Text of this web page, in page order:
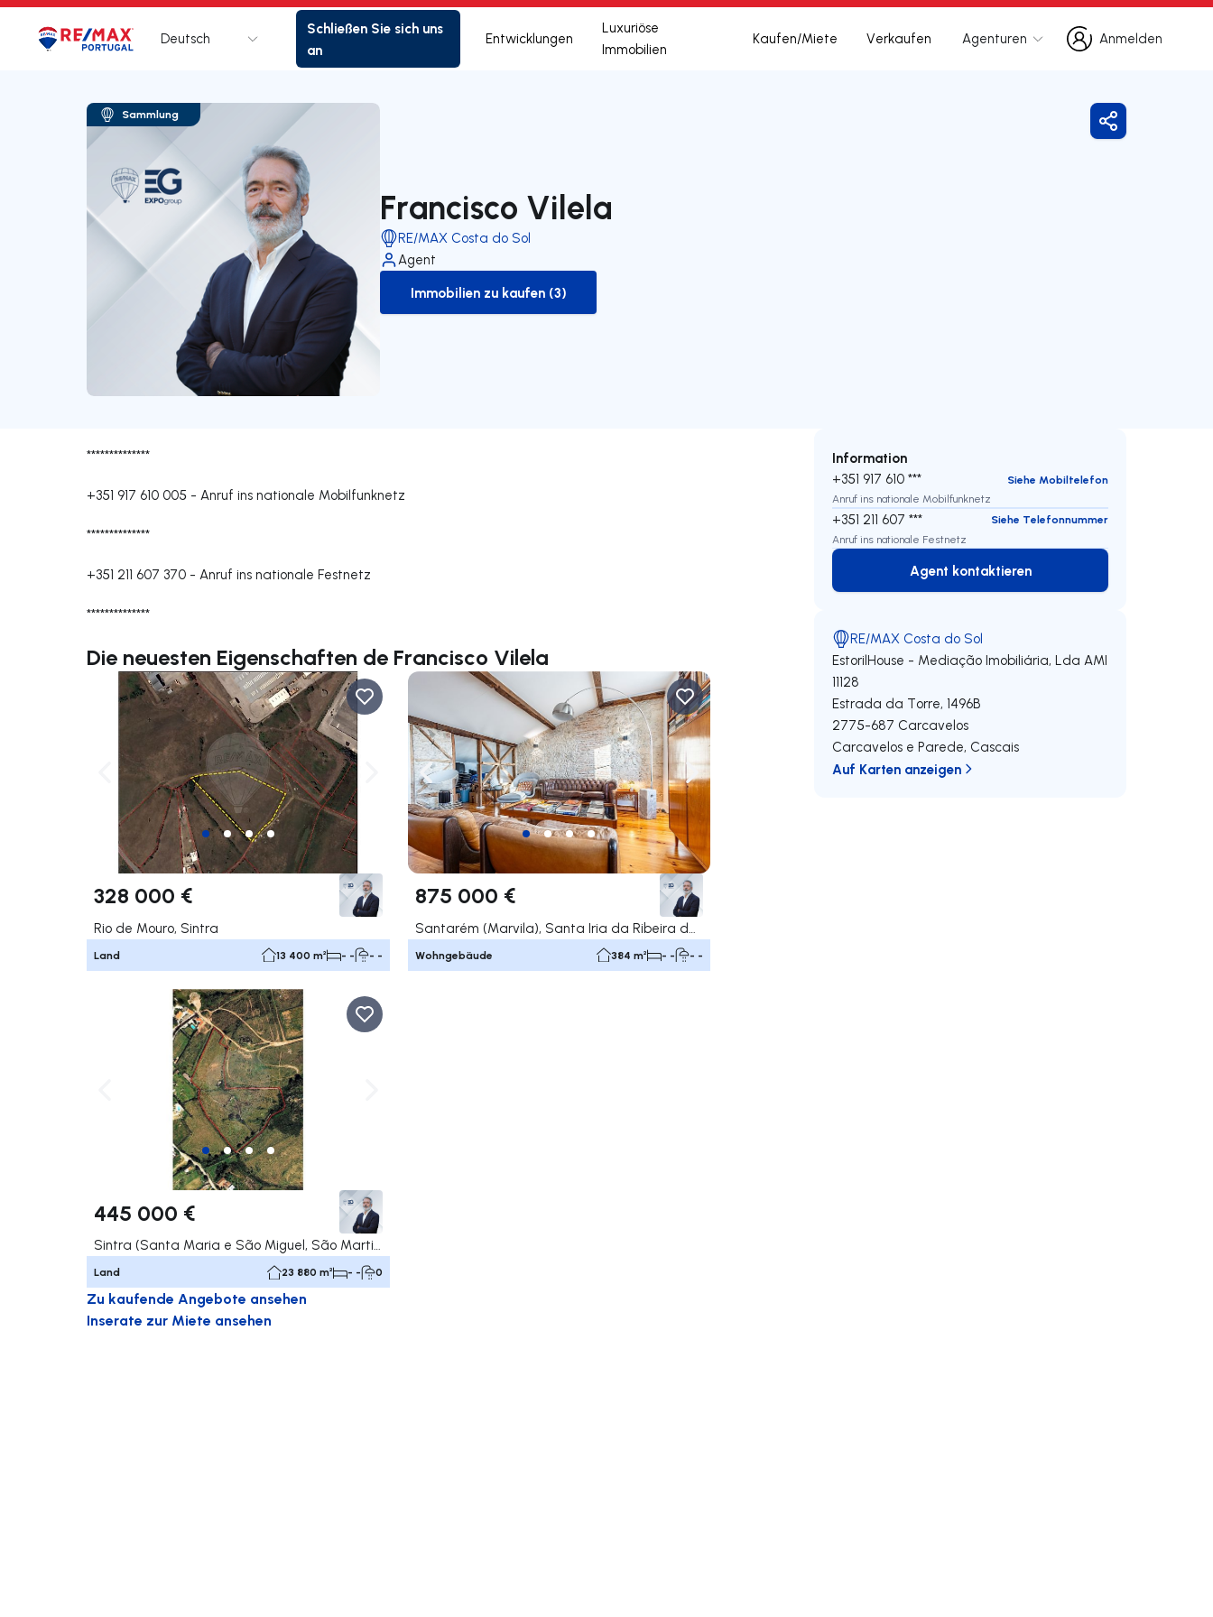
Logo Zur Startseite
Deutsch
Schließen Sie sich uns
an
Entwicklungen
Luxuriöse
Immobilien
Kaufen/Miete Verkaufen Agenturen
Anmelden
Anmelden
Sammlung
Francisco Vilela
RE/MAX Costa do Sol
Agent
to-buy-listing
Immobilien zu kaufen (3)
Freigeben
**************
+351 917 610 005 - Anruf ins nationale Mobilfunknetz
**************
+351 211 607 370 - Anruf ins nationale Festnetz
**************
Die neuesten Eigenschaften de Francisco Vilela
Nach links navigieren Nach rechts navigieren
328 000 €
Rio de Mouro, Sintra
Land 13 400 m² - - - -
Nach links navigieren Nach rechts navigieren
875 000 €
Wohngebäude 384 m² - - - -
Nach links navigieren
445 000 €
Sintra (Santa Maria e São Miguel, São Martinho e São Pedro de Penaferrim), Sintra
Land 23 880 m² - - 0
Zu kaufende Angebote ansehen
Inserate zur Miete ansehen
Information
+351 917 610 ***
Siehe Mobiltelefon
Anruf ins nationale Mobilfunknetz
+351 211 607 ***
Siehe Telefonnummer
Anruf ins nationale Festnetz
Agent kontaktieren
Agent kontaktieren
RE/MAX Costa do Sol
EstorilHouse - Mediação Imobiliária, Lda AMI
11128
Estrada da Torre, 1496B
2775-687 Carcavelos
Carcavelos e Parede, Cascais
Auf Karten anzeigen